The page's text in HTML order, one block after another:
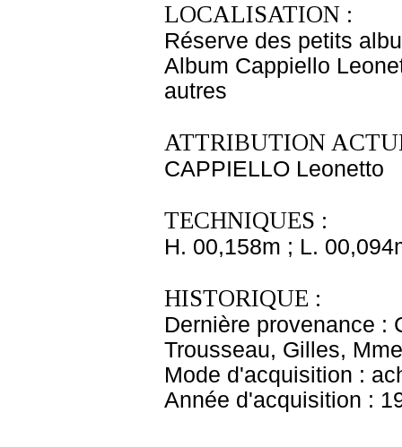
LOCALISATION :
Réserve des petits
Album Cappiello
autres
ATTRIBUTION
CAPPIELLO Leonetto
TECHNIQUES :
H. 00,158m ; L.
HISTORIQUE :
Dernière provenance :
Trousseau, Gilles,
Mode d'acquisition :
Année d'acquisition :